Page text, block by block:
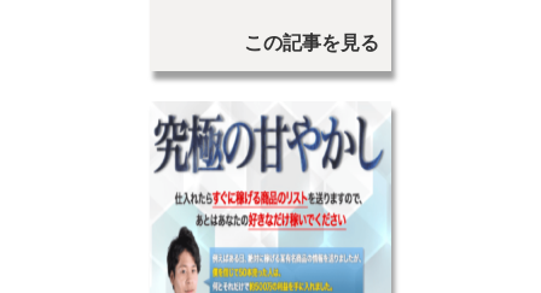
この記事を見る